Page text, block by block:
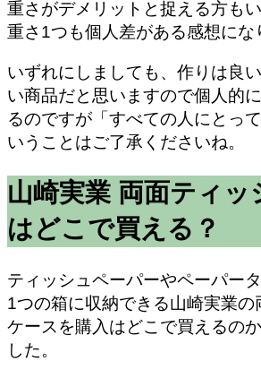
重さがデメリットと捉える方も
重さ1つも個人差がある感想にな
いずれにしましても、作りは良
い商品だと思いますので個人的
るのですが「すべての人にとっ
いうことはご了承くださいね。
山崎実業 両面ティッ
はどこで買える？
ティッシュペーパーやペーパー
1つの箱に収納できる山崎実業の
ケースを購入はどこで買えるの
した。